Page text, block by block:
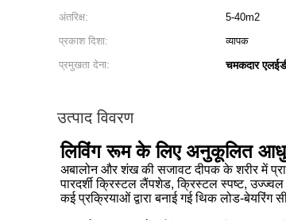
अंतरिक्ष:
5-40m2
प्रकाश दिशा:
व्यापक
प्रमुखता देना:
चमकदार
उत्पाद विवरण
लिविंग रूम के लिए अनुकूलित
अबालोन और शंख की सजावट दीपक के शरीर में
पारदर्शी क्रिस्टल लैंपशेड, क्रिस्टल स्पष्ट,
कई प्रक्रियाओं द्वारा बनाई गई थिक लोड-